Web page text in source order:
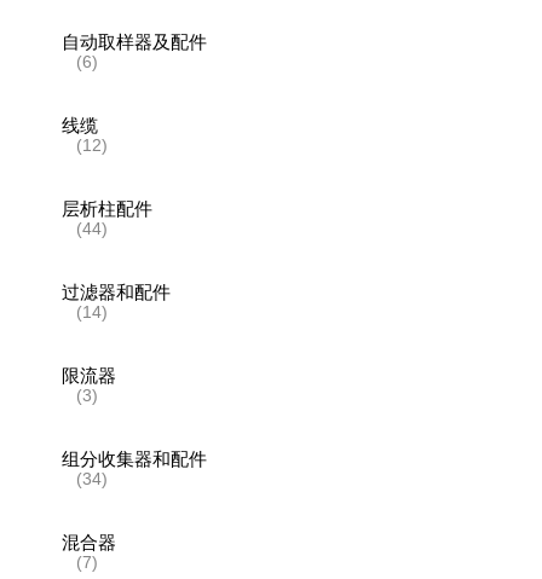
自动取样器及配件
(6)
线缆
(12)
层析柱配件
(44)
过滤器和配件
(14)
限流器
(3)
组分收集器和配件
(34)
混合器
(7)